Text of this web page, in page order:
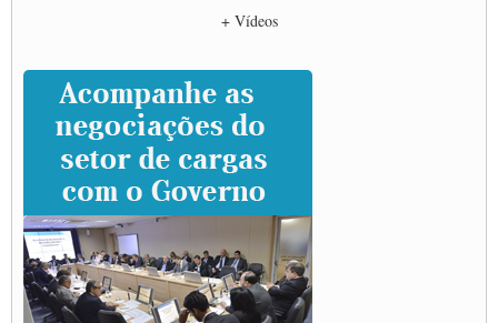
CNTTL e entidades dos caminhoneiros conversam com governo Lula sobre pautas
Caminhoneiros prometem paralisação e cobram diálogo com Lula
CNTTL e lideranças de caminhoneiros participam de debate sobre saúde nas
rodovias
Paulinho e Litti debatem política global para transporte rodoviário de cargas na
SUTCRA no Uruguai
Grande Conquista da Categoria transporte de Cargas e Caminhoneiros Autonomos
ENCONTRO INTERNACIONAL EM APOIO A CLASSE TRABALHADORA
DO BRASIL E A ELEIÇÃO 2022
Carta às Brasileiras e aos Brasileiros em Defesa do Estado Democrático de Direito
Paulinho, presidente da CNTTL, faz balanço do 3º Congresso da CNTTL
Caminhoneiros aprovam greve a partir do 1º de novembro
+ Vídeos